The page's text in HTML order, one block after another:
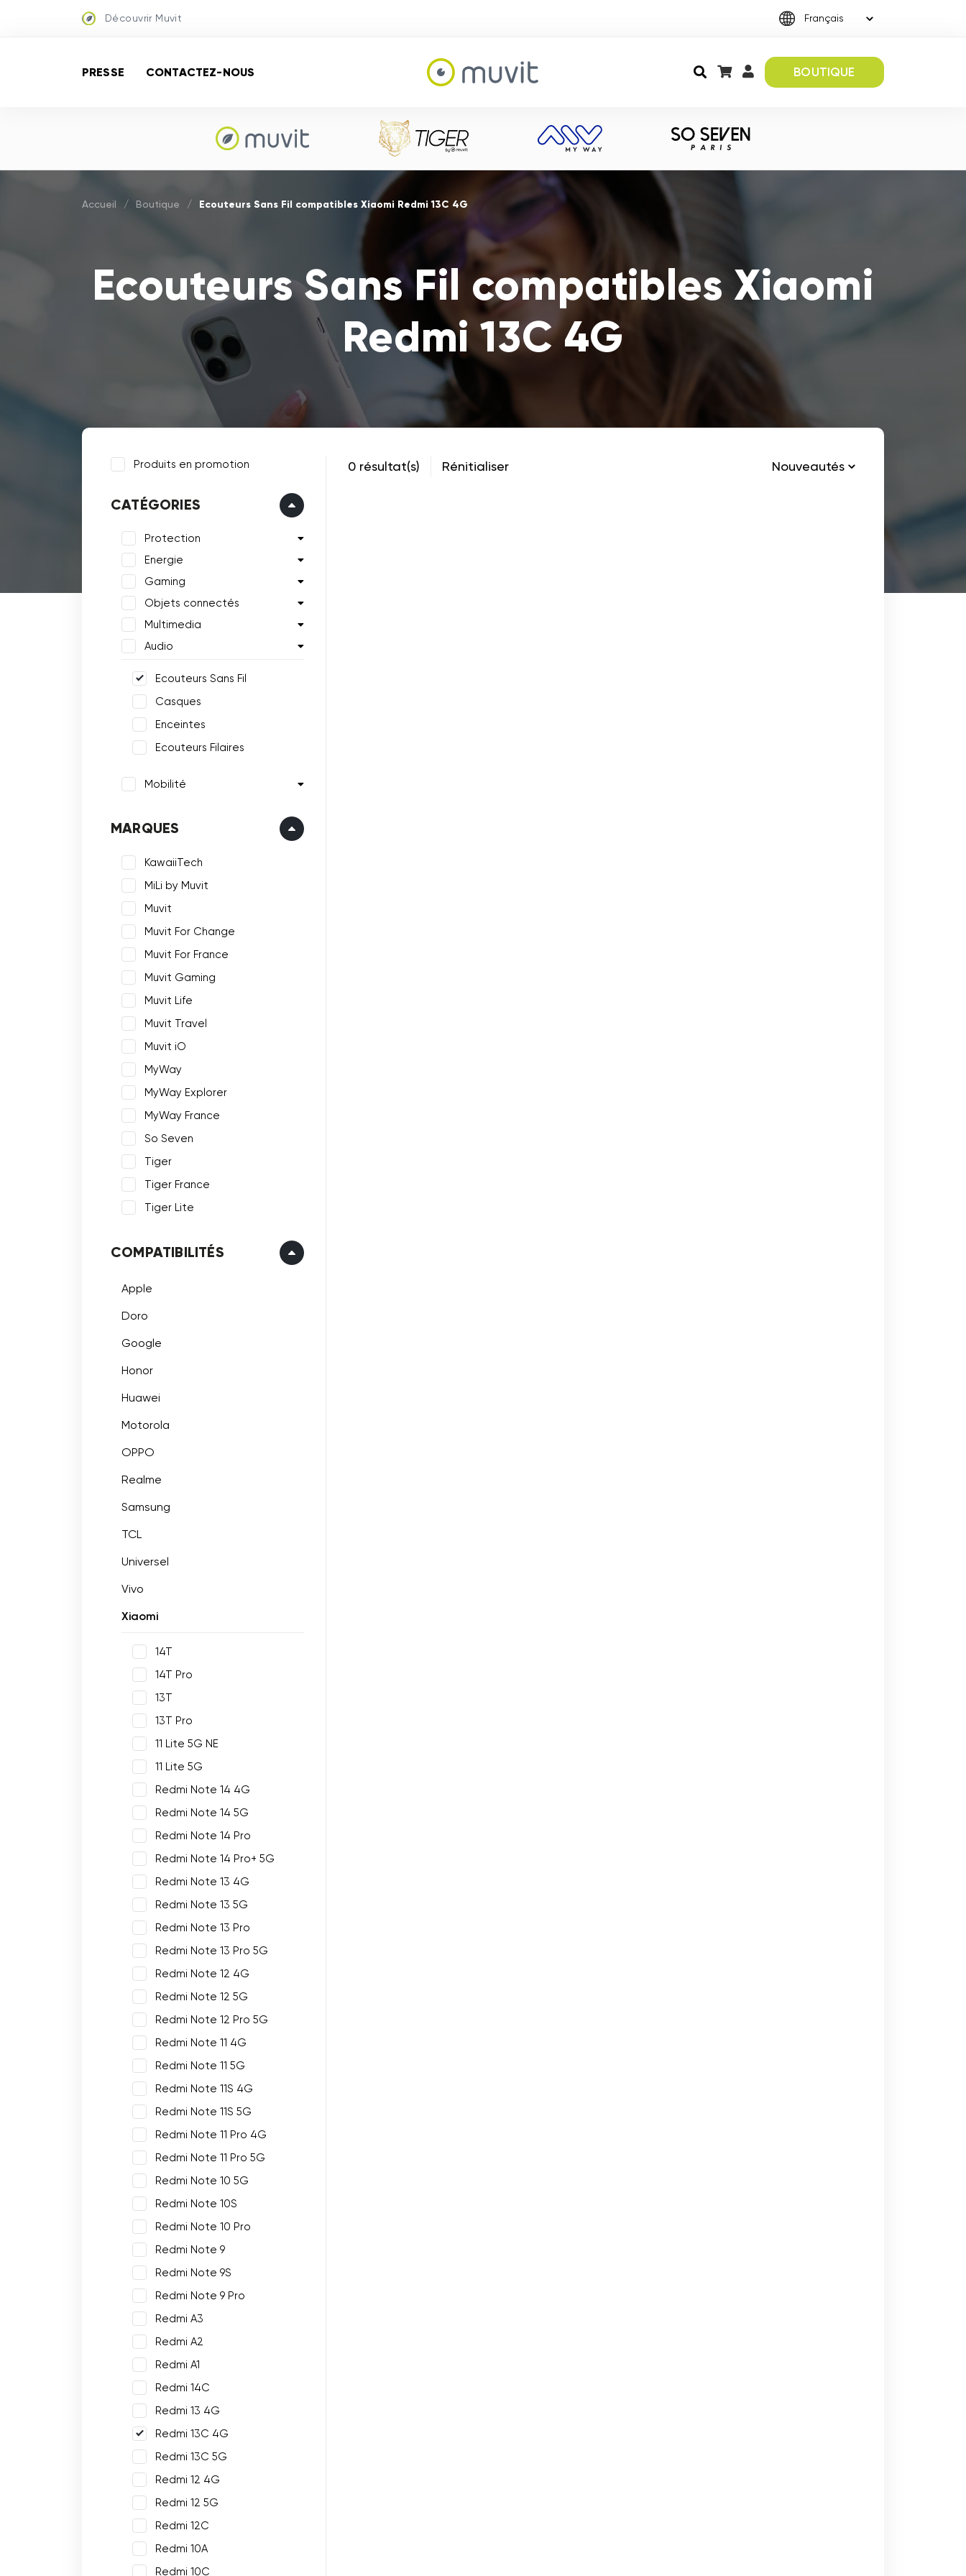
Découvrir Muvit
PRESSE CONTACTEZ-NOUS BOUTIQUE
Accueil / Boutique / Ecouteurs Sans Fil compatibles Xiaomi Redmi 13C 4G
Ecouteurs Sans Fil compatibles Xiaomi
Redmi 13C 4G
Produits en promotion
CATÉGORIES
Protection
Energie
Gaming
Objets connectés
Multimedia
Audio
Ecouteurs Sans Fil
Casques
Enceintes
Ecouteurs Filaires
Mobilité
MARQUES
KawaiiTech
MiLi by Muvit
Muvit
Muvit For Change
Muvit For France
Muvit Gaming
Muvit Life
Muvit Travel
Muvit iO
MyWay
MyWay Explorer
MyWay France
So Seven
Tiger
Tiger France
Tiger Lite
COMPATIBILITÉS
Apple
Doro
Google
Honor
Huawei
Motorola
OPPO
Realme
Samsung
TCL
Universel
Vivo
Xiaomi
14T
14T Pro
13T
13T Pro
11 Lite 5G NE
11 Lite 5G
Redmi Note 14 4G
Redmi Note 14 5G
Redmi Note 14 Pro
Redmi Note 14 Pro+ 5G
Redmi Note 13 4G
Redmi Note 13 5G
Redmi Note 13 Pro
Redmi Note 13 Pro 5G
Redmi Note 12 4G
Redmi Note 12 5G
Redmi Note 12 Pro 5G
Redmi Note 11 4G
Redmi Note 11 5G
Redmi Note 11S 4G
Redmi Note 11S 5G
Redmi Note 11 Pro 4G
Redmi Note 11 Pro 5G
Redmi Note 10 5G
Redmi Note 10S
Redmi Note 10 Pro
Redmi Note 9
Redmi Note 9S
Redmi Note 9 Pro
Redmi A3
Redmi A2
Redmi A1
Redmi 14C
Redmi 13 4G
Redmi 13C 4G
Redmi 13C 5G
Redmi 12 4G
Redmi 12 5G
Redmi 12C
Redmi 10A
Redmi 10C
0 résultat(s) Rénitialiser